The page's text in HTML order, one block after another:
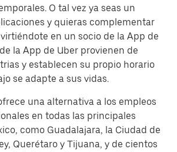
O tal vez ya seas un
y quieras complementar
en un socio de la App de
la App de Uber provienen de
y establecen su propio horario
se adapte a sus vidas.
una alternativa a los empleos
en todas las principales
como Guadalajara, la Ciudad de
Querétaro y Tijuana, y de cientos